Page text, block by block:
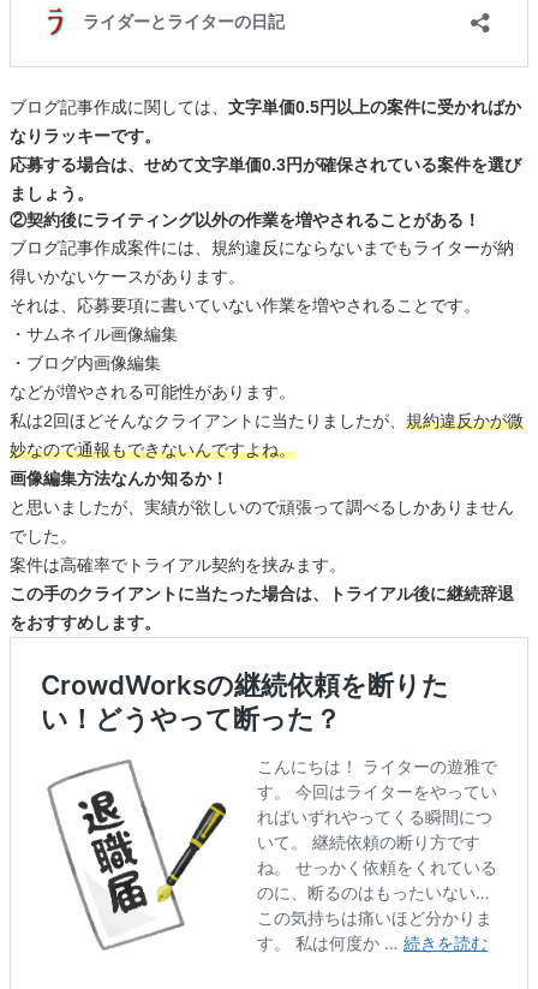
ブログ記事作成に関しては、 文字単価0.5円以上の案件に受かればか
なりラッキーです。
応募する場合は、せめて文字単価0.3円が確保されている案件を選び
ましょう。
②契約後にライティング以外の作業を増やされることがある！
ブログ記事作成案件には、規約違反にならないまでもライターが納
得いかないケースがあります。
それは、応募要項に書いていない作業を増やされることです。
・サムネイル画像編集
・ブログ内画像編集
などが増やされる可能性があります。
私は2回ほどそんなクライアントに当たりましたが、 規約違反かが微
妙なので通報もできないんですよね。
画像編集方法なんか知るか！
と思いましたが、実績が欲しいので頑張って調べるしかありません
でした。
案件は高確率でトライアル契約を挟みます。
この手のクライアントに当たった場合は、トライアル後に継続辞退
をおすすめします。